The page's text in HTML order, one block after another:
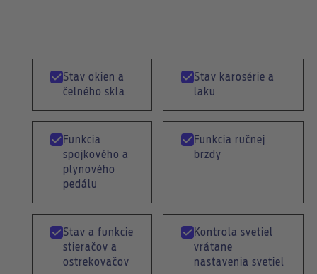
Stav okien a
čelného skla
Stav karosérie a
laku
Funkcia
spojkového a
plynového
pedálu
Funkcia ručnej
brzdy
Stav a funkcie
stieračov a
ostrekovačov
Kontrola svetiel
vrátane
nastavenia svetiel